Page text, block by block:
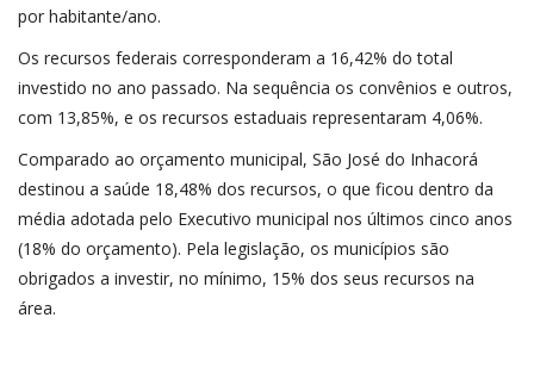
por habitante/ano.
Os recursos federais corresponderam a 16,42% do total
investido no ano passado. Na sequência os convênios e outros,
com 13,85%, e os recursos estaduais representaram 4,06%.
Comparado ao orçamento municipal, São José do Inhacorá
destinou a saúde 18,48% dos recursos, o que ficou dentro da
média adotada pelo Executivo municipal nos últimos cinco anos
(18% do orçamento). Pela legislação, os municípios são
obrigados a investir, no mínimo, 15% dos seus recursos na
área.